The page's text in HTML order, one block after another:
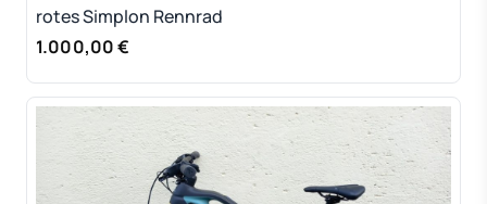
rotes Simplon Rennrad
1.000,00 €